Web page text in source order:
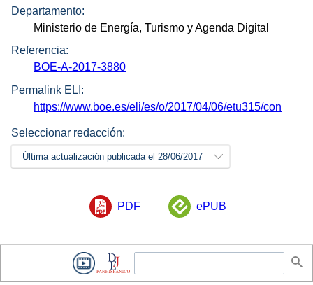
Departamento:
Ministerio de Energía, Turismo y Agenda Digital
Referencia:
BOE-A-2017-3880
Permalink ELI:
https://www.boe.es/eli/es/o/2017/04/06/etu315/con
Seleccionar redacción:
Última actualización publicada el 28/06/2017
PDF ePUB